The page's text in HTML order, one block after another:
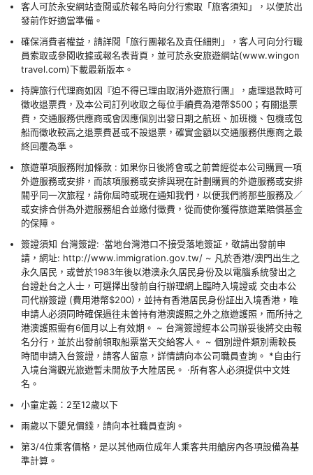
客人可於永安網站查閱或於報名時向分行索取「旅客須知」，以便於出
發前作好適當準備。
確保消費者權益，請詳閱「旅行團報名及責任細則」，客人可向分行職
員索取或參閱收據或報名表背頁，並可於永安旅遊網站(www.wingon
travel.com)下載最新版本。
持牌旅行代理商如因『迫不得已理由取消外遊旅行團』，處理退款時可
徵收退票費，及本公司訂列收取之每位手續費為港幣$500；有關退票
費，交通服務供應商或會因應個別出發日期之航班、加班機、包機或包
船而徵收較高之退票費甚或不設退票，確實金額以交通服務供應商之最
終回覆為準。
旅遊單項服務附加條款 : 如果你日後將會或之前曾經從本公司購買一項
外遊服務或安排，而該項服務或安排與現在計劃購買的外遊服務或安排
關乎同一次旅程，請你屆時或現在通知我們，以便我們將那些服務及／
或安排合併為外遊服務組合並繳付徵費，從而使你獲得旅遊業賠償基金
的保障。
簽證須知 台灣簽證: ‧當地台灣港口不接受落地簽証，敬請出發前申
請，網址: http://www.immigration.gov.tw/ ~ 凡於香港/澳門出生之
永久居民，或曾於1983年後以港澳永久居民身份及以電腦系統發出之
台證赴台之人士，可選擇出發前自行辦理網上臨時入境證或 交由本公
司代辦簽證 (費用港幣$200)，並持有香港居民身份証出入境香港，唯
申請人必須同時確保過往未曾持有港澳護照之外之旅遊護照，而所持之
港澳護照需有6個月以上有效期。 ~ 台灣簽證經本公司辦妥後將交由報
名分行，並於出發前領取船票當天交給客人。 ~ 個別證件類別需較長
時間申請入台簽證，請客人留意，詳情請向本公司職員查詢。 *自由行
入境台灣觀光旅遊暫未開放予大陸居民。 ·所有客人必須提供中文姓
名。
小童定義：2至12歲以下
兩歲以下嬰兒價錢，請向本社職員查詢。
第3/4位乘客價格，是以其他兩位成年人乘客共用艙房內各項設備為基
準計算。